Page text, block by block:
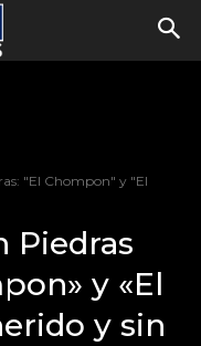
"El Chompon" y "El
Piedras
y «El
y sin